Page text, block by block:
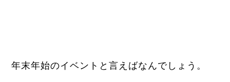
年末年始のイベントと言えばなんでしょう。